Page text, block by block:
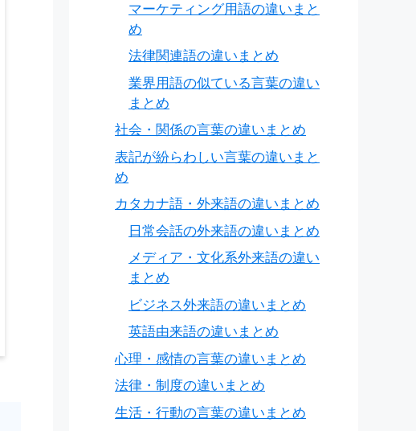
マーケティング用語の違いまと
め
法律関連語の違いまとめ
業界用語の似ている言葉の違い
まとめ
社会・関係の言葉の違いまとめ
表記が紛らわしい言葉の違いまと
め
カタカナ語・外来語の違いまとめ
日常会話の外来語の違いまとめ
メディア・文化系外来語の違い
まとめ
ビジネス外来語の違いまとめ
英語由来語の違いまとめ
心理・感情の言葉の違いまとめ
法律・制度の違いまとめ
生活・行動の言葉の違いまとめ